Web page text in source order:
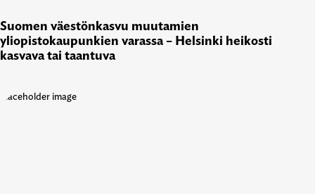
Suomen väestönkasvu muutamien
yliopistokaupunkien varassa – Helsinki heikosti
kasvava tai taantuva